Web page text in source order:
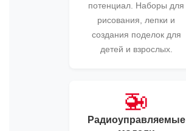
потенциал. Наборы для
рисования, лепки и
создания поделок для
детей и взрослых.
🚁
Радиоуправляемые